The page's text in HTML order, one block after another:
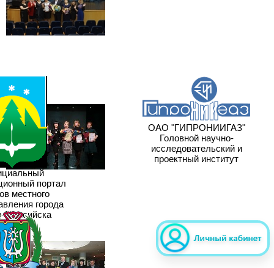
портал
местного
города
ОАО "ГИПРОНИИГАЗ"
Головной научно-
исследовательский и
проектный институт